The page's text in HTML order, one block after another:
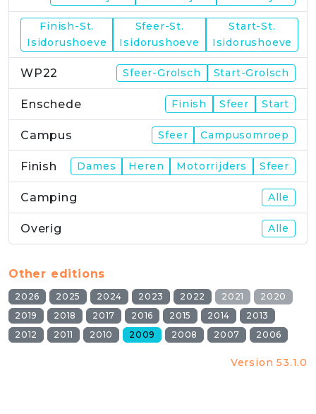
Finish-St.
Isidorushoeve
Sfeer-St.
Isidorushoeve
Start-St.
Isidorushoeve
WP22 Sfeer-Grolsch Start-Grolsch
Enschede Finish Sfeer Start
Campus Sfeer Campusomroep
Finish Dames Heren Motorrijders Sfeer
Camping Alle
Overig Alle
Other editions
2026 2025 2024 2023 2022 2021
2020
2019
2018 2017 2016 2015 2014
2013
2012
2011 2010 2009 2008 2007 2006
Version 53.1.0